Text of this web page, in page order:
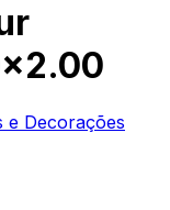
e Decorações